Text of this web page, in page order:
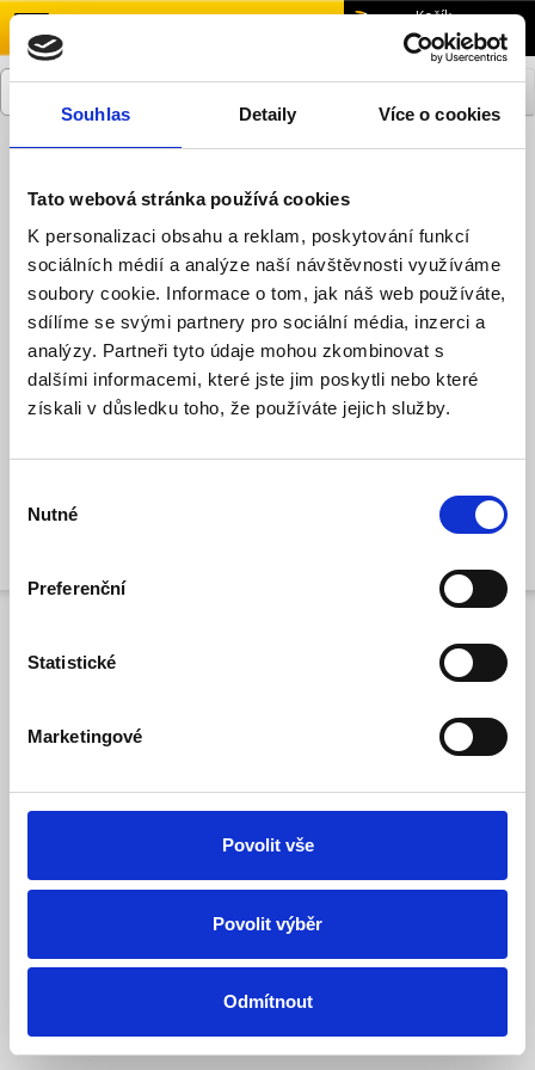
Souhlas Detaily Více o cookies
Tato webová stránka používá cookies
K personalizaci obsahu a reklam, poskytování funkcí
sociálních médií a analýze naší návštěvnosti využíváme
soubory cookie. Informace o tom, jak náš web používáte,
sdílíme se svými partnery pro sociální média, inzerci a
analýzy. Partneři tyto údaje mohou zkombinovat s
dalšími informacemi, které jste jim poskytli nebo které
získali v důsledku toho, že používáte jejich služby.
souhlasu
Nutné
Preferenční
Statistické
Marketingové
Povolit vše
Povolit výběr
Odmítnout
Košík
0,00 Kč
menu
Přihlásit se Zaregistrovat se
Nákupní košík
Nákupní košík
Váš nákupní košík je prázdný!
Pokračovat
Nastavení cookies